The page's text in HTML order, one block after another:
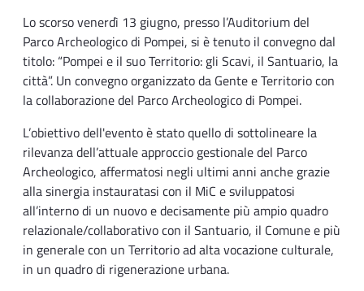
Lo scorso venerdì 13 giugno, presso l’Auditorium del
Parco Archeologico di Pompei, si è tenuto il convegno dal
titolo: “Pompei e il suo Territorio: gli Scavi, il Santuario, la
città”. Un convegno organizzato da Gente e Territorio con
la collaborazione del Parco Archeologico di Pompei.
L’obiettivo dell'evento è stato quello di sottolineare la
rilevanza dell’attuale approccio gestionale del Parco
Archeologico, affermatosi negli ultimi anni anche grazie
alla sinergia instauratasi con il MiC e sviluppatosi
all’interno di un nuovo e decisamente più ampio quadro
relazionale/collaborativo con il Santuario, il Comune e più
in generale con un Territorio ad alta vocazione culturale,
in un quadro di rigenerazione urbana.